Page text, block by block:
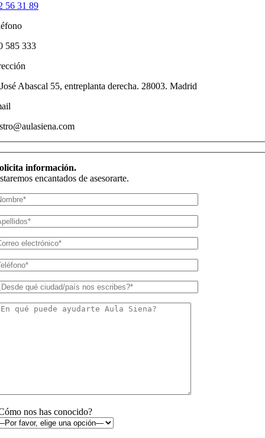
56 31 89
585 333
Abascal 55, entreplanta derecha. 28003. Madrid
información.
encantados de asesorarte.
nos has conocido?